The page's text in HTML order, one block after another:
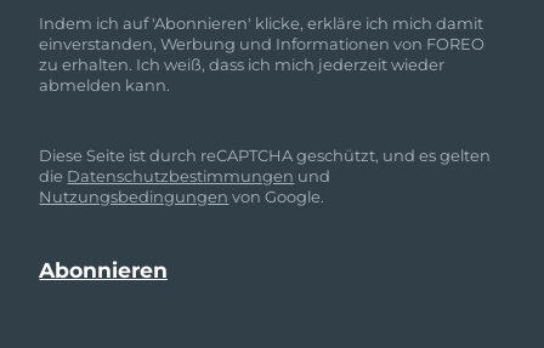
Indem ich auf 'Abonnieren' klicke, erkläre ich mich damit
einverstanden, Werbung und Informationen von FOREO
zu erhalten. Ich weiß, dass ich mich jederzeit wieder
abmelden kann.
Diese Seite ist durch reCAPTCHA geschützt, und es gelten
die Datenschutzbestimmungen und
Nutzungsbedingungen von Google.